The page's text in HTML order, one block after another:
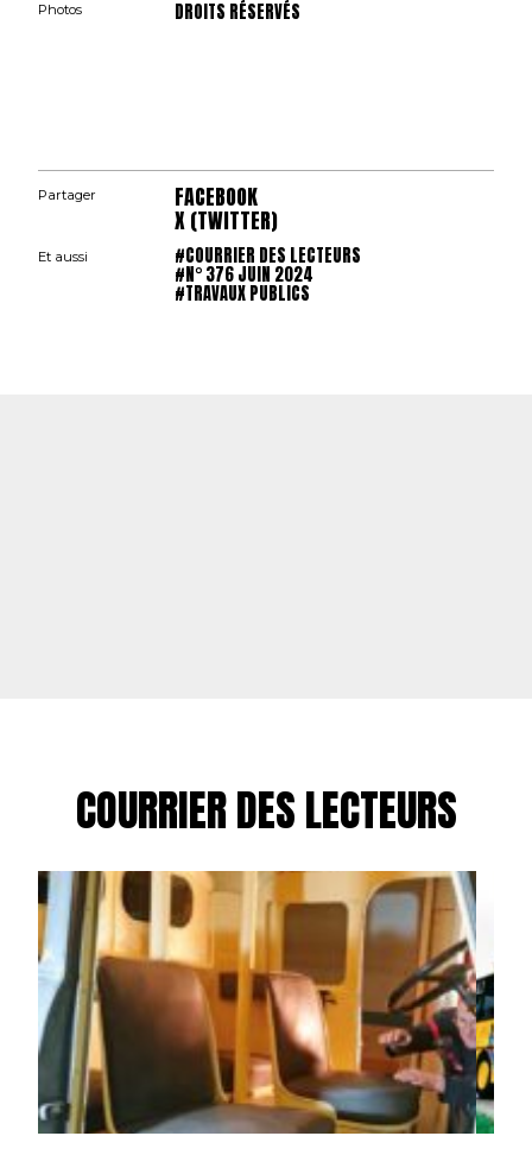
Photos DROITS RÉSERVÉS
Partager FACEBOOK
X (TWITTER)
Et aussi #COURRIER DES LECTEURS
#N° 376 JUIN 2024
#TRAVAUX PUBLICS
COURRIER DES LECTEURS